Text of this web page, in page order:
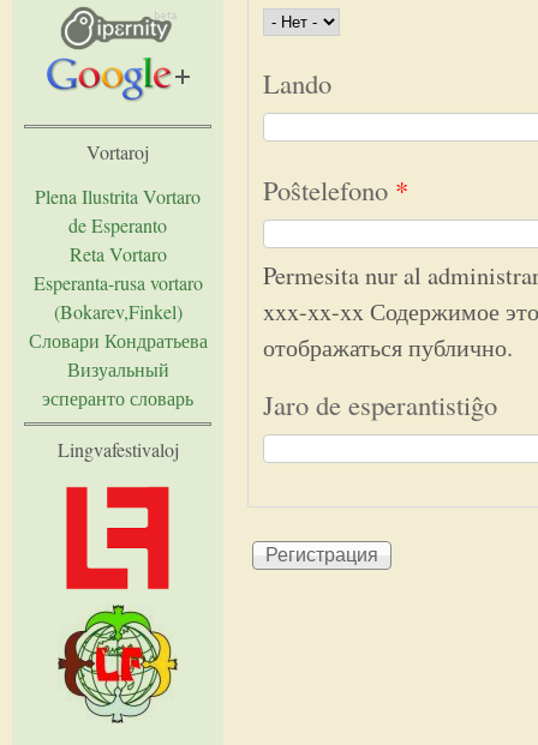
Lando
Poŝtelefono *
Permesita nur al
xxx-xx-xx Содержимое
отображаться публично.
Jaro de esperantistiĝo
Vortaroj
Plena Ilustrita Vortaro
de Esperanto
Reta Vortaro
Esperanta-rusa vortaro
(Bokarev,Finkel)
Словари Кондратьева
Визуальный
эсперанто словарь
Lingvafestivaloj